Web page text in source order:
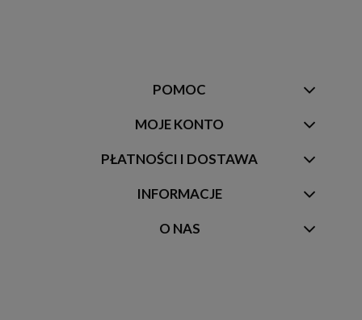
POMOC
MOJE KONTO
PŁATNOŚCI I DOSTAWA
INFORMACJE
O NAS